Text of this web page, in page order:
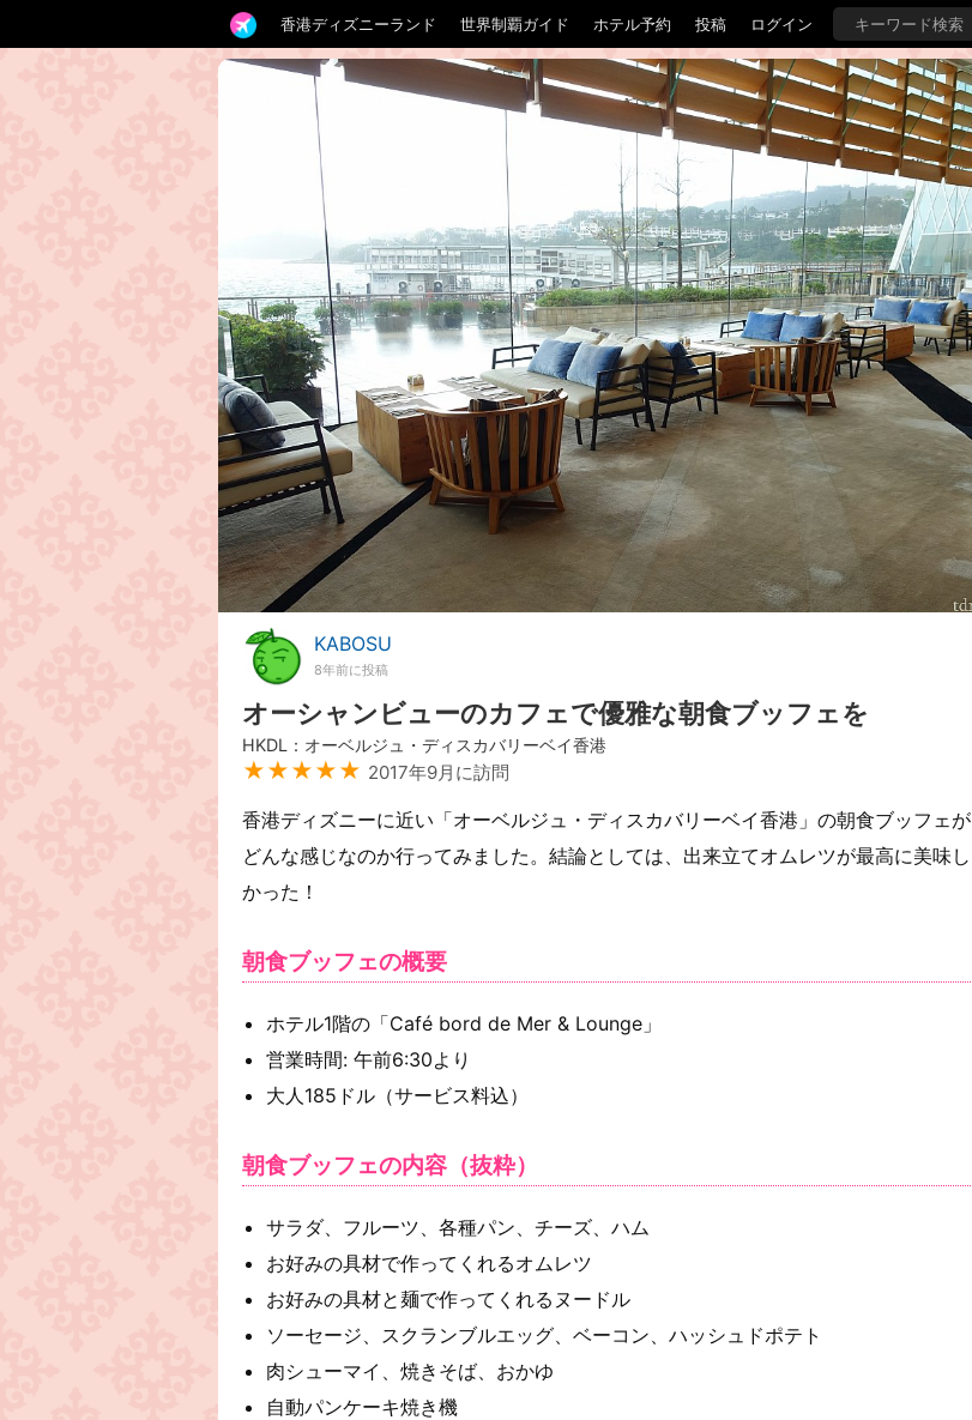
香港ディズニーランド 世界制覇ガイド ホテル予約 投稿 ログイン
KABOSU
8年前に投稿
オーシャンビューのカフェで優雅な朝食ブッフェを
HKDL：オーベルジュ・ディスカバリーベイ香港
★★★★★ 2017年9月に訪問
香港ディズニーに近い「オーベルジュ・ディスカバリーベイ香港」の朝食ブッフェが
どんな感じなのか行ってみました。結論としては、出来立てオムレツが最高に美味し
かった！
朝食ブッフェの概要
ホテル1階の「Café bord de Mer & Lounge」
営業時間: 午前6:30より
大人185ドル（サービス料込）
朝食ブッフェの内容（抜粋）
サラダ、フルーツ、各種パン、チーズ、ハム
お好みの具材で作ってくれるオムレツ
お好みの具材と麺で作ってくれるヌードル
ソーセージ、スクランブルエッグ、ベーコン、ハッシュドポテト
肉シューマイ、焼きそば、おかゆ
自動パンケーキ焼き機